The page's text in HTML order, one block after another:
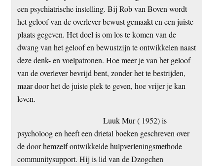
een psychiatrische instelling. Bij Rob van Boven wordt
het geloof van de overlever bewust gemaakt en een juiste
plaats gegeven. Het doel is om los te komen van de
dwang van het geloof en bewustzijn te ontwikkelen naast
deze denk- en voelpatronen. Hoe meer je van het geloof
van de overlever bevrijd bent, zonder het te bestrijden,
maar door het de juiste plek te geven, hoe vrijer je kan
leven.
Luuk Mur ( 1952) is
psycholoog en heeft een drietal boeken geschreven over
de door hemzelf ontwikkelde hulpverleningsmethode
communitysupport. Hij is lid van de Dzogchen